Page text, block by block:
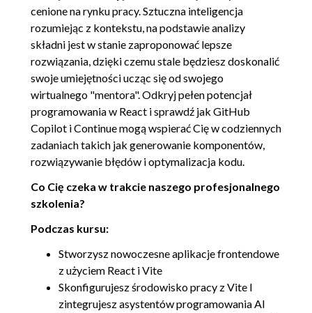
elementów
6.4. Praca z formularzami
00:07:10
6.5. Obsługa błędów funkcji
6.6. Zagnieżdżony stan
formularza
00:04:21
6.7. Obliczanie mediany
wydatków, cz. 1
00:17:01
6.8. Obliczanie mediany
wydatków, cz. 2
00:17:55
6.9. Praca z React Testing
Library
7. Podsumowanie
7.1. Podsumowanie i dalsze
00:00:48
cenione na rynku pracy. Sztuczna inteligencja
rozumiejąc z kontekstu, na podstawie analizy
składni jest w stanie zaproponować lepsze
rozwiązania, dzięki czemu stale będziesz doskonalić
swoje umiejętności ucząc się od swojego
wirtualnego "mentora". Odkryj pełen potencjał
programowania w React i sprawdź jak GitHub
Copilot i Continue mogą wspierać Cię w codziennych
zadaniach takich jak generowanie komponentów,
rozwiązywanie błędów i optymalizacja kodu.
Co Cię czeka w trakcie naszego profesjonalnego
szkolenia?
Podczas kursu:
Stworzysz nowoczesne aplikacje frontendowe
z użyciem React i Vite
Skonfigurujesz środowisko pracy z Vite I
zintegrujesz asystentów programowania AI